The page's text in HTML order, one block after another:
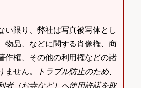
い限り、弊社は写真被写体とし
物品、などに関する肖像権、商
作権、その他の利用権などの諸
ません。
トラブル防止のため、
者（お寺など）へ使用許諾を取